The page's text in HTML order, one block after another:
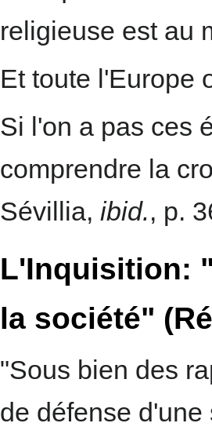
religieuse est au
Et toute l'Europe
Si l'on a pas ces
comprendre la
Sévillia, ibid., p.
L'Inquisition:
la société"
"Sous bien des
de défense